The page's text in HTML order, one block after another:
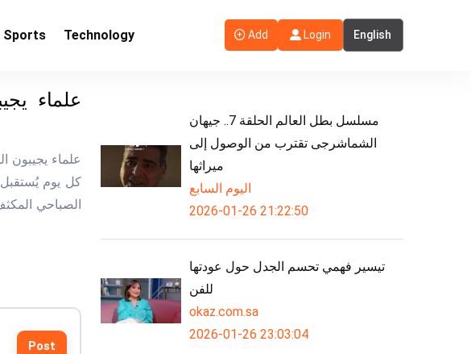
Sports Technology Add Login
علماء
كل يوم يُستقبل
الصباحي
Post
مسلسل بطل العالم الحلقة 7.. جيهان
الشماشرجى تقترب من الوصول إلى
ميراثها
اليوم السابع
2026-01-26 21:22:50
تيسير فهمي تحسم الجدل حول عودتها
للفن
okaz.com.sa
2026-01-26 23:03:04